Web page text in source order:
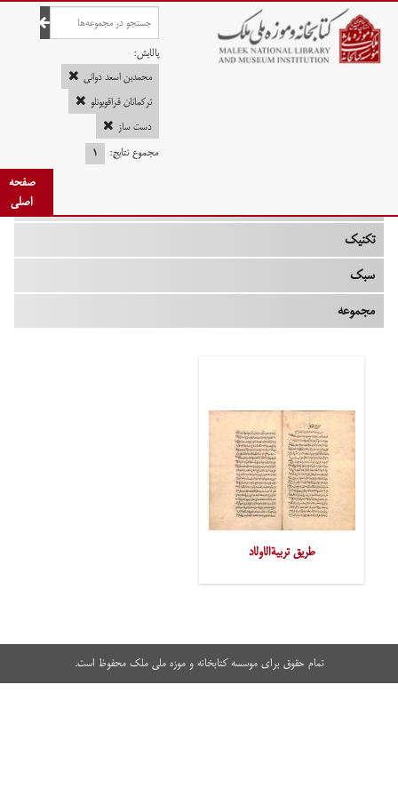
صفحه اصلی
پالایش:
محمدبن اسعد دوانی
ترکمانان قراقویونلو
دست ساز
مجموع نتایج:
۱
صفحه
اصلی
تکنیک
سبک
مجموعه
طریق تربیةالاولاد
تمام حقوق برای موسسه کتابخانه و موزه ملی ملک محفوظ است.